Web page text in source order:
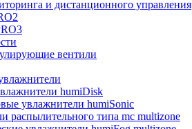
и дистанционного управления
вентили
humiDisk
увлажнители humiSonic
распылительного типа mc multizone